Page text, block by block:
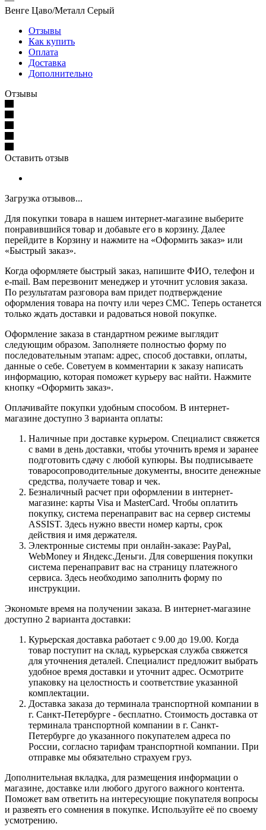
Венге Цаво/Металл Серый
Отзывы
Как купить
Оплата
Доставка
Дополнительно
Отзывы
Оставить отзыв
Загрузка отзывов...
Для покупки товара в нашем интернет-магазине выберите
понравившийся товар и добавьте его в корзину. Далее
перейдите в Корзину и нажмите на «Оформить заказ» или
«Быстрый заказ».
Когда оформляете быстрый заказ, напишите ФИО, телефон и
e-mail. Вам перезвонит менеджер и уточнит условия заказа.
По результатам разговора вам придет подтверждение
оформления товара на почту или через СМС. Теперь останется
только ждать доставки и радоваться новой покупке.
Оформление заказа в стандартном режиме выглядит
следующим образом. Заполняете полностью форму по
последовательным этапам: адрес, способ доставки, оплаты,
данные о себе. Советуем в комментарии к заказу написать
информацию, которая поможет курьеру вас найти. Нажмите
кнопку «Оформить заказ».
Оплачивайте покупки удобным способом. В интернет-
магазине доступно 3 варианта оплаты:
Наличные при доставке курьером. Специалист свяжется
с вами в день доставки, чтобы уточнить время и заранее
подготовить сдачу с любой купюры. Вы подписываете
товаросопроводительные документы, вносите денежные
средства, получаете товар и чек.
Безналичный расчет при оформлении в интернет-
магазине: карты Visa и MasterCard. Чтобы оплатить
покупку, система перенаправит вас на сервер системы
ASSIST. Здесь нужно ввести номер карты, срок
действия и имя держателя.
Электронные системы при онлайн-заказе: PayPal,
WebMoney и Яндекс.Деньги. Для совершения покупки
система перенаправит вас на страницу платежного
сервиса. Здесь необходимо заполнить форму по
инструкции.
Экономьте время на получении заказа. В интернет-магазине
доступно 2 варианта доставки:
Курьерская доставка работает с 9.00 до 19.00. Когда
товар поступит на склад, курьерская служба свяжется
для уточнения деталей. Специалист предложит выбрать
удобное время доставки и уточнит адрес. Осмотрите
упаковку на целостность и соответствие указанной
комплектации.
Доставка заказа до терминала транспортной компании в
г. Санкт-Петербурге - бесплатно. Стоимость доставка от
терминала транспортной компании в г. Санкт-
Петербурге до указанного покупателем адреса по
России, согласно тарифам транспортной компании. При
отправке мы обязательно страхуем груз.
Дополнительная вкладка, для размещения информации о
магазине, доставке или любого другого важного контента.
Поможет вам ответить на интересующие покупателя вопросы
и развеять его сомнения в покупке. Используйте её по своему
усмотрению.